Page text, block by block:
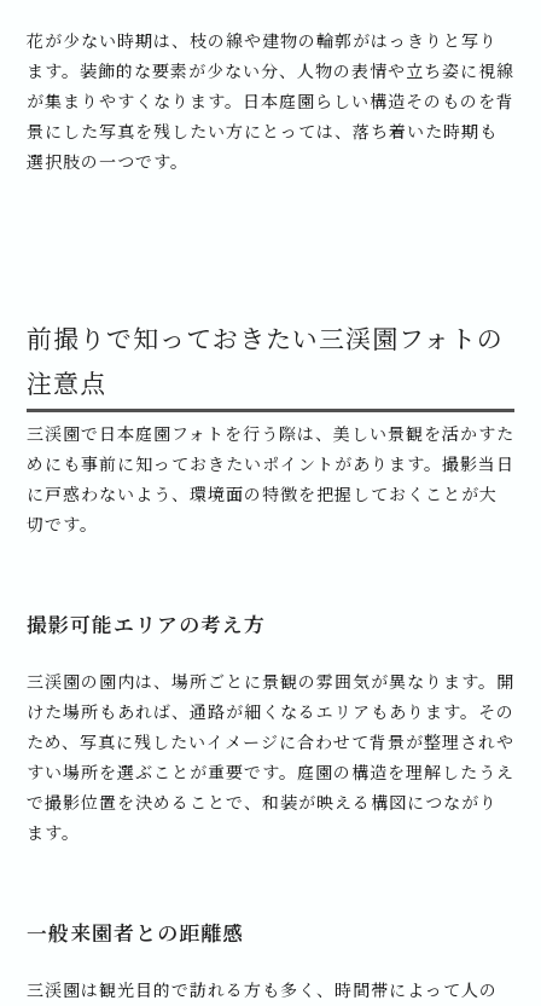
花が少ない時期は、枝の線や建物の輪郭がはっきりと写り
ます。装飾的な要素が少ない分、人物の表情や立ち姿に視線
が集まりやすくなります。日本庭園らしい構造そのものを背
景にした写真を残したい方にとっては、落ち着いた時期も
選択肢の一つです。
前撮りで知っておきたい三渓園フォトの
注意点
三渓園で日本庭園フォトを行う際は、美しい景観を活かすた
めにも事前に知っておきたいポイントがあります。撮影当日
に戸惑わないよう、環境面の特徴を把握しておくことが大
切です。
撮影可能エリアの考え方
三渓園の園内は、場所ごとに景観の雰囲気が異なります。開
けた場所もあれば、通路が細くなるエリアもあります。その
ため、写真に残したいイメージに合わせて背景が整理されや
すい場所を選ぶことが重要です。庭園の構造を理解したうえ
で撮影位置を決めることで、和装が映える構図につながり
ます。
一般来園者との距離感
三渓園は観光目的で訪れる方も多く、時間帯によって人の